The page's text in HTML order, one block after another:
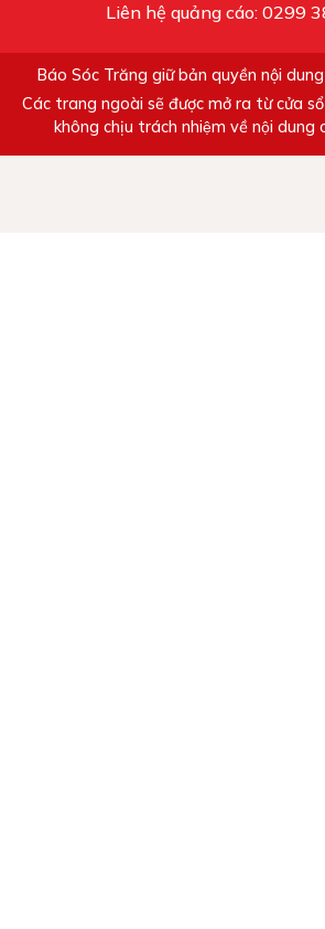
Liên hệ quảng cáo: 0299
Báo Sóc Trăng giữ bản quyền nội
Các trang ngoài sẽ được mở ra từ cửa
không chịu trách nhiệm về nội dung